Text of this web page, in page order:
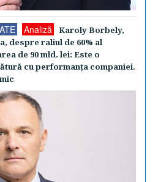
Analiză
Karoly Borbely,
despre raliul de 60% al
de 90 mld. lei: Este o
cu performanţa companiei.